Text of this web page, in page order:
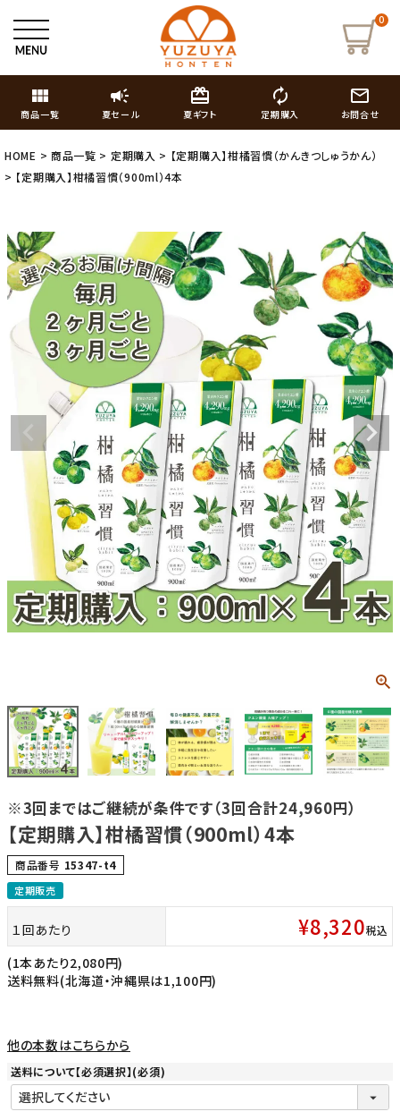
0
view_module
商品一覧
campaign
夏セール
card_giftcard
夏ギフト
autorenew
定期購入
mail_outline
お問合せ
HOME 商品一覧 定期購入
【定期購入】柑橘習慣（かんきつしゅうかん）
【定期購入】柑橘習慣（900ml）4本
※3回まではご継続が条件です（3回合計24,960円）
【定期購入】柑橘習慣（900ml）4本
商品番号 15347-t4
定期販売
１回あたり ¥8,320税込
(1本あたり2,080円)
送料無料(北海道・沖縄県は1,100円)
他の本数はこちらから
送料について【必須選択】(必須)